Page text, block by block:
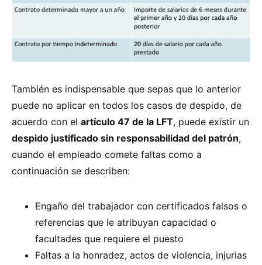
También es indispensable que sepas que lo anterior
puede no aplicar en todos los casos de despido, de
acuerdo con el artículo 47 de la LFT, puede existir un
despido justificado sin responsabilidad del patrón,
cuando el empleado comete faltas como a
continuación se describen:
Engaño del trabajador con certificados falsos o
referencias que le atribuyan capacidad o
facultades que requiere el puesto
Faltas a la honradez, actos de violencia, injurias